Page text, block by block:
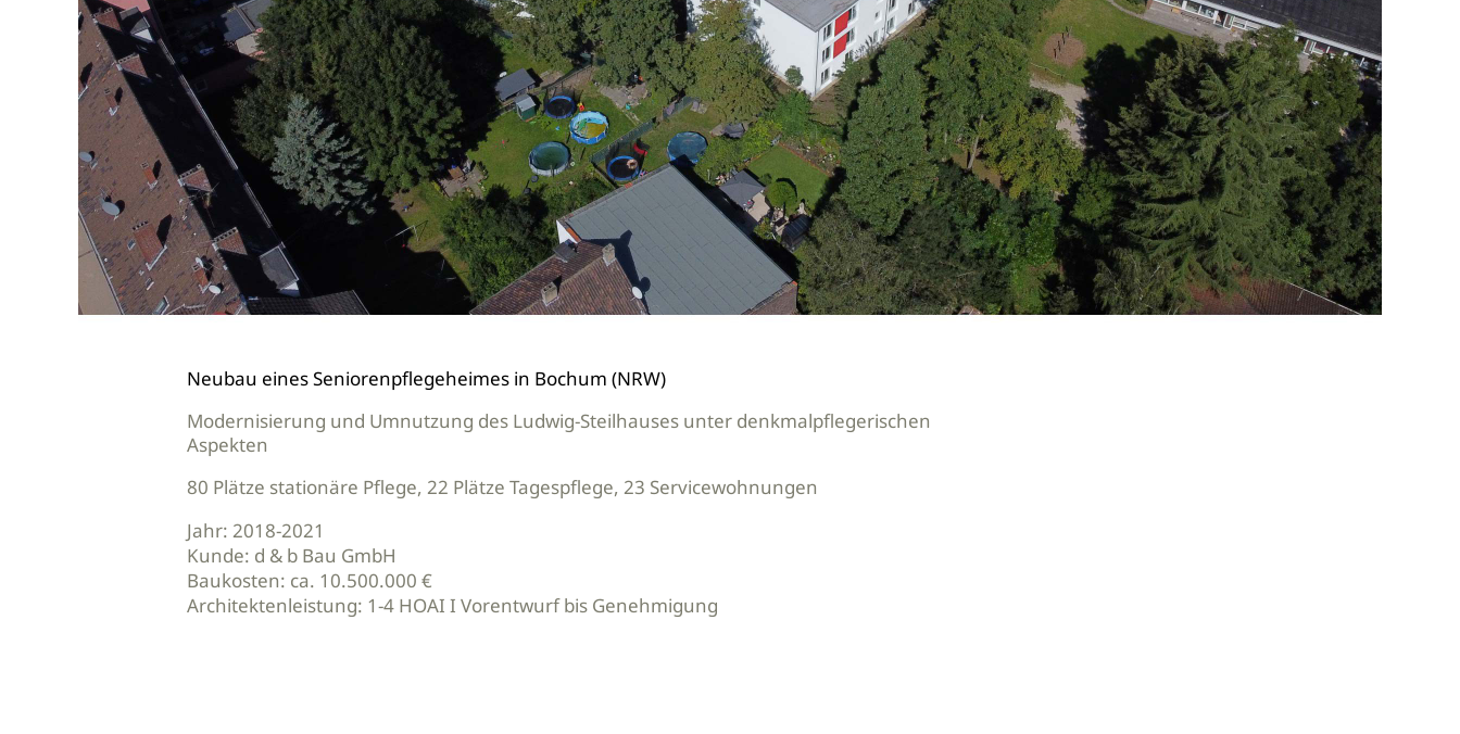
Neubau eines Seniorenpflegeheimes in Bochum (NRW)
Modernisierung und Umnutzung des Ludwig-Steilhauses unter denkmalpflegerischen
Aspekten
80 Plätze stationäre Pflege, 22 Plätze Tagespflege, 23 Servicewohnungen
Jahr: 2018-2021
Kunde: d & b Bau GmbH
Baukosten: ca. 10.500.000 €
Architektenleistung: 1-4 HOAI I Vorentwurf bis Genehmigung